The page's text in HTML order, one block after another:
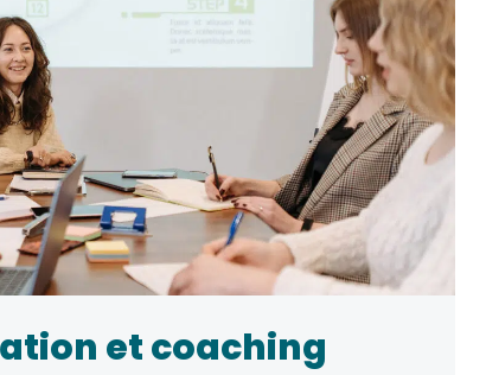
et coaching